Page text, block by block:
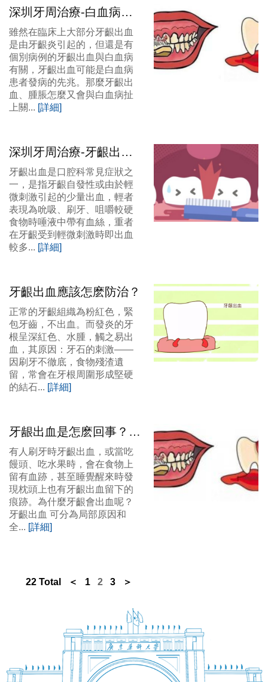
深圳牙周治療-白血病和
牙齦出血有關嗎？
雖然在臨床上大部分牙齦出血
是由牙齦炎引起的，但還是有
個別病例的牙齦出血與白血病
有關，牙齦出血可能是白血病
患者發病的先兆。那麼牙齦出
血、腫脹怎麼又會與白血病扯
上關... [詳細]
深圳牙周治療-牙齦出血
到底是怎麼一回事呢？
牙齦出血是口腔科常見症狀之
一，是指牙齦自發性或由於輕
微刺激引起的少量出血，輕者
表現為吮吸、刷牙、咀嚼較硬
食物時唾液中帶有血絲，重者
在牙齦受到輕微刺激時即出血
較多... [詳細]
牙齦出血應該怎麽防治？
正常的牙齦組織為粉紅色，緊
包牙齒，不出血。而發炎的牙
根呈深紅色、水腫，觸之易出
血，其原因：牙石的刺激——
因刷牙不徹底，食物殘渣遺
留，常會在牙根周圍形成堅硬
的結石... [詳細]
牙龈出血是怎麽回事？怎
樣治療？
有人刷牙時牙齦出血，或當吃
饅頭、吃水果時，會在食物上
留有血跡，甚至睡覺醒來時發
現枕頭上也有牙齦出血留下的
痕跡。為什麼牙齦會出血呢？
牙齦出血 可分為局部原因和
全... [詳細]
22 Total ＜ 1 2 3 ＞